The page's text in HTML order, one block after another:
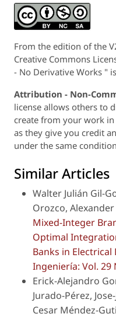
From the edition of the
Creative Commons
- No Derivative Works "
Attribution - Non-
license allows others to
create from your work
as they give you credit
under the same
Similar Articles
Walter Julián Gil-
Orozco,
Mixed-Integer
Optimal
Banks in
Ingeniería: Vol. 29
Erick-Alejandro
Jurado-Pérez,
Cesar Méndez-